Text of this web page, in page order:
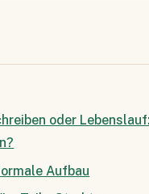
oder
Aufbau